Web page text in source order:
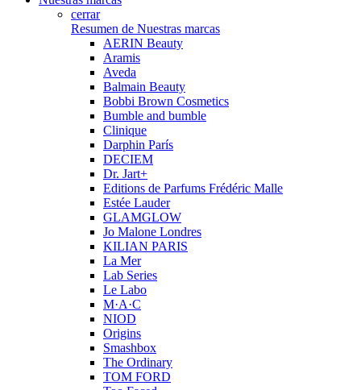
cerrar
Resumen de Nuestras marcas
AERIN Beauty
Aramis
Aveda
Balmain Beauty
Bobbi Brown Cosmetics
Bumble and bumble
Clinique
Darphin París
DECIEM
Dr. Jart+
Editions de Parfums Frédéric Malle
Estée Lauder
GLAMGLOW
Jo Malone Londres
KILIAN PARIS
La Mer
Lab Series
Le Labo
M·A·C
NIOD
Origins
Smashbox
The Ordinary
TOM FORD